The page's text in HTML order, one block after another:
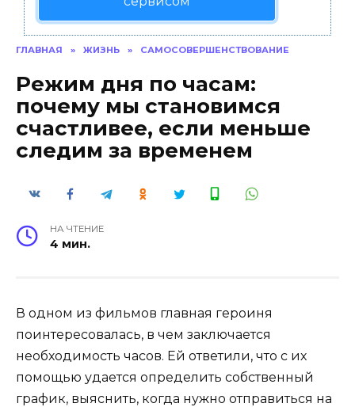
ГЛАВНАЯ » ЖИЗНЬ » САМОСОВЕРШЕНСТВОВАНИЕ
Режим дня по часам:
почему мы становимся
счастливее, если меньше
следим за временем
НА ЧТЕНИЕ
4 мин.
В одном из фильмов главная героиня
поинтересовалась, в чем заключается
необходимость часов. Ей ответили, что с их
помощью удается определить собственный
график, выяснить, когда нужно отправиться на